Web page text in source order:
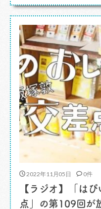
すよ。 そういう中
それを受け入れまし
2022年11月05日 0件
【ラジオ】「は
点」の第109回が